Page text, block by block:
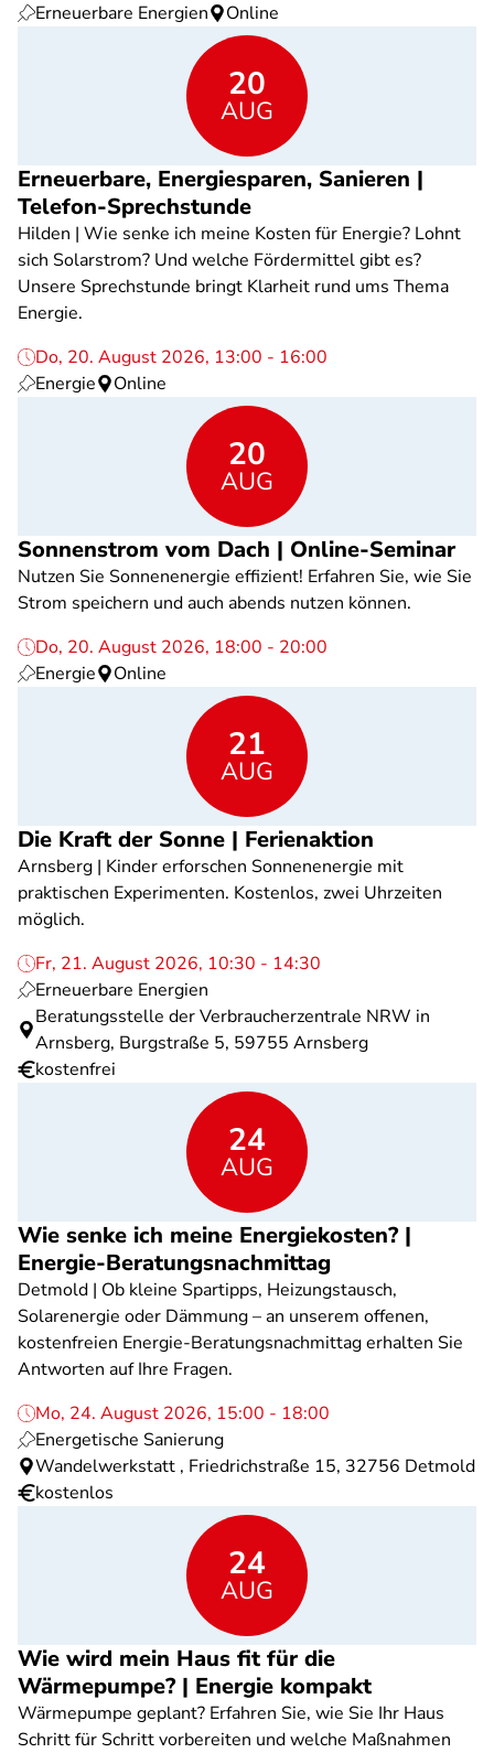
Erneuerbare Energien Online
20
AUG
Erneuerbare, Energiesparen, Sanieren |
Telefon-Sprechstunde
Hilden | Wie senke ich meine Kosten für Energie? Lohnt
sich Solarstrom? Und welche Fördermittel gibt es?
Unsere Sprechstunde bringt Klarheit rund ums Thema
Energie.
Do, 20. August 2026, 13:00 - 16:00
Energie
Online
20
AUG
Sonnenstrom vom Dach | Online-Seminar
Nutzen Sie Sonnenenergie effizient! Erfahren Sie, wie Sie
Strom speichern und auch abends nutzen können.
Do, 20. August 2026, 18:00 - 20:00
Energie
Online
21
AUG
Die Kraft der Sonne | Ferienaktion
Arnsberg | Kinder erforschen Sonnenenergie mit
praktischen Experimenten. Kostenlos, zwei Uhrzeiten
möglich.
Fr, 21. August 2026, 10:30 - 14:30
Erneuerbare Energien
Beratungsstelle der Verbraucherzentrale NRW in
Arnsberg, Burgstraße 5, 59755 Arnsberg
kostenfrei
24
AUG
Wie senke ich meine Energiekosten? |
Energie-Beratungsnachmittag
Detmold | Ob kleine Spartipps, Heizungstausch,
Solarenergie oder Dämmung – an unserem offenen,
kostenfreien Energie-Beratungsnachmittag erhalten Sie
Antworten auf Ihre Fragen.
Mo, 24. August 2026, 15:00 - 18:00
Energetische Sanierung
Wandelwerkstatt , Friedrichstraße 15, 32756 Detmold
kostenlos
24
AUG
Wie wird mein Haus fit für die
Wärmepumpe? | Energie kompakt
Wärmepumpe geplant? Erfahren Sie, wie Sie Ihr Haus
Schritt für Schritt vorbereiten und welche Maßnahmen